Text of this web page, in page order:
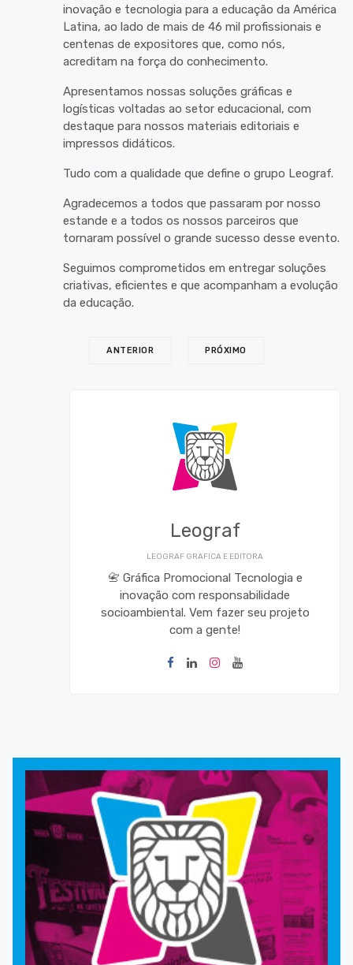
inovação e tecnologia para a educação da América
Latina, ao lado de mais de 46 mil profissionais e
centenas de expositores que, como nós,
acreditam na força do conhecimento.
Apresentamos nossas soluções gráficas e
logísticas voltadas ao setor educacional, com
destaque para nossos materiais editoriais e
impressos didáticos.
Tudo com a qualidade que define o grupo Leograf.
Agradecemos a todos que passaram por nosso
estande e a todos os nossos parceiros que
tornaram possível o grande sucesso desse evento.
Seguimos comprometidos em entregar soluções
criativas, eficientes e que acompanham a evolução
da educação.
ANTERIOR PRÓXIMO
Leograf
LEOGRAF GRAFICA E EDITORA
📇 Gráfica Promocional Tecnologia e
inovação com responsabilidade
socioambiental. Vem fazer seu projeto
com a gente!